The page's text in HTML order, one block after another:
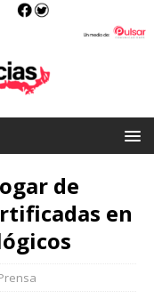
de
en